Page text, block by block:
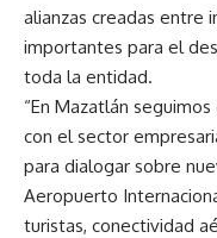
alianzas creadas entre
importantes para el
toda la entidad.
“En Mazatlán
con el sector
para dialogar sobre
Aeropuerto
turistas, conectividad